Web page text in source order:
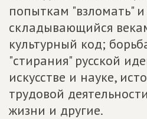
попыткам "взломать"
складывающийся
культурный код;
"стирания" русской
искусстве и науке,
трудовой
жизни и другие.